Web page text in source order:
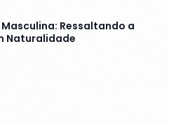
Ressaltando a
Naturalidade